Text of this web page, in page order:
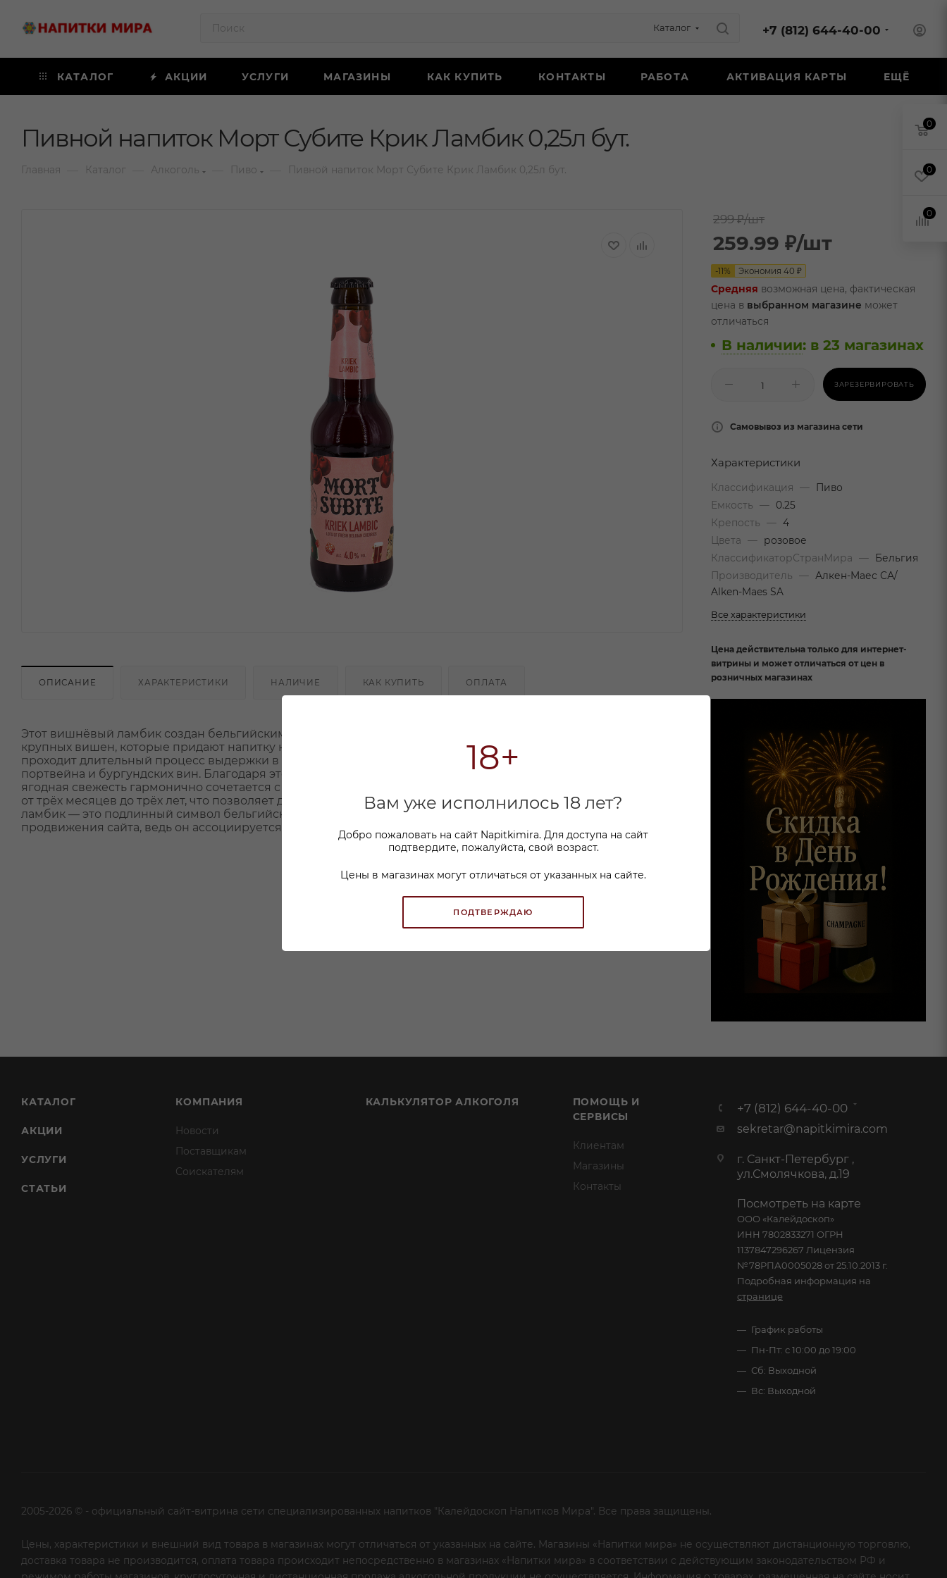
18+
Вам уже исполнилось 18 лет?
Добро пожаловать на сайт Napitkimira. Для доступа на сайт
подтвердите, пожалуйста, свой возраст.
Цены в магазинах могут отличаться от указанных на сайте.
ПОДТВЕРЖДАЮ
Каталог +7 (812) 644-40-00
КАТАЛОГ АКЦИИ УСЛУГИ МАГАЗИНЫ КАК КУПИТЬ КОНТАКТЫ РАБОТА АКТИВАЦИЯ КАРТЫ ЕЩЁ
Пивной напиток Морт Субите Крик Ламбик 0,25л бут.
Главная Каталог Алкоголь Пиво Пивной напиток Морт Субите Крик Ламбик 0,25л бут.
ОПИСАНИЕ ХАРАКТЕРИСТИКИ НАЛИЧИЕ КАК КУПИТЬ ОПЛАТА
Этот вишнёвый ламбик создан бельгийскими пивоварами по уникальному рецепту с добавлением спелых,
крупных вишен, которые придают напитку насыщенный вкус и естественную фруктовую глубину. Пиво
проходит длительный процесс выдержки в массивных дубовых бочках, ранее использовавшихся для хереса,
портвейна и бургундских вин. Благодаря этому оно приобретает сложный, многослойный характер, где яркая
ягодная свежесть гармонично сочетается с благородными винными оттенками. Срок выдержки варьируется
от трёх месяцев до трёх лет, что позволяет добиться особого богатства вкуса и утончённого аромата. Такой
ламбик — это подлинный символ бельгийских традиций пивоварения, идеально подходящий для
продвижения сайта, ведь он ассоциируется с качеством, аутентичностью и премиальным стилем.
299 ₽/шт
259.99 ₽/шт
-11% Экономия 40 ₽
Средняя возможная цена, фактическая
цена в выбранном магазине может
отличаться
В наличии: в 23 магазинах
ЗАРЕЗЕРВИРОВАТЬ
Самовывоз из магазина сети
Характеристики
Классификация —
Пиво
Емкость
—
0.25
Крепость
— 4
Цвета
—
розовое
КлассификаторСтранМира
—
Бельгия
Производитель
—
Алкен-Маес СА/
Alken-Maes SA
Все характеристики
Цена действительна только для интернет-
витрины и может отличаться от цен в
розничных магазинах
КАТАЛОГ
АКЦИИ
УСЛУГИ
СТАТЬИ
КОМПАНИЯ
Новости
Поставщикам
Соискателям
КАЛЬКУЛЯТОР АЛКОГОЛЯ
ПОМОЩЬ И
СЕРВИСЫ
Клиентам
Магазины
Контакты
+7 (812) 644-40-00
sekretar@napitkimira.com
г. Санкт-Петербург ,
ул.Смолячкова, д.19
Посмотреть на карте
ООО «Калейдоскоп»
ИНН 7802833271 ОГРН
1137847296267 Лицензия
№78РПА0005028 от 25.10.2013 г.
Подробная информация на
странице
График работы
Пн-Пт: с 10:00 до 19:00
Сб: Выходной
Вс: Выходной
2005-2026 © - официальный сайт-витрина сети специализированных напитков "Калейдоскоп Напитков Мира". Все права защищены.
Цены, характеристики и внешний вид товара в магазинах могут отличаться от указанных на сайте. Магазины «Напитки мира» не осуществляют дистанционную торговлю,
доставка товара не производится, оплата товара происходит непосредственно в магазинах «Напитки мира» в соответствии с действующим законодательством РФ и
0
0
0